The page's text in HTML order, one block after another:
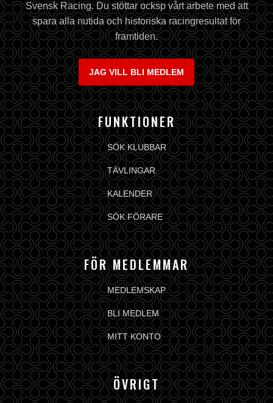
Svensk Racing. Du stöttar ocksp vårt arbete med att
spara alla nutida och historiska racingresultat för
framtiden.
JAG VILL BLI MEDLEM
FUNKTIONER
SÖK KLUBBAR
TÄVLINGAR
KALENDER
SÖK FÖRARE
FÖR MEDLEMMAR
MEDLEMSKAP
BLI MEDLEM
MITT KONTO
ÖVRIGT